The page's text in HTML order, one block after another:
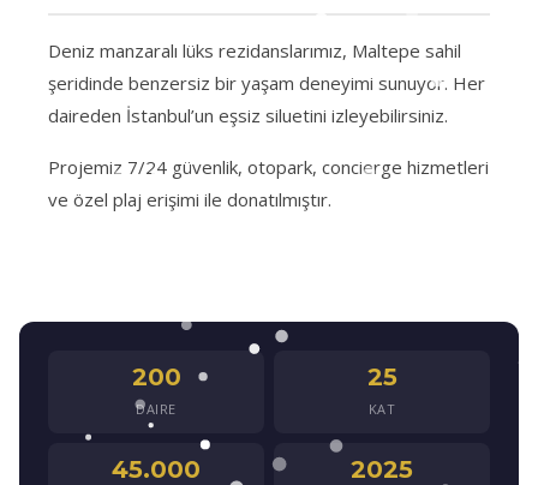
Deniz manzaralı lüks rezidanslarımız, Maltepe sahil
şeridinde benzersiz bir yaşam deneyimi sunuyor. Her
daireden İstanbul’un eşsiz siluetini izleyebilirsiniz.
Projemiz 7/24 güvenlik, otopark, concierge hizmetleri
ve özel plaj erişimi ile donatılmıştır.
200
DAIRE
25
KAT
45.000 2025